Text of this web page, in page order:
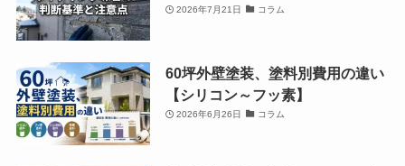
2026年7月21日 コラム
60坪外壁塗装、塗料別費用の違い
【シリコン～フッ素】
2026年6月26日 コラム